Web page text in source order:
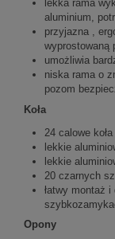
lekka rama
aluminium,
przyjazna ,
wyprostowaną
umożliwia
niska rama o
pozom
Koła
24 calowe koła
lekkie
lekkie
20 czarnych
łatwy montaż
Opony